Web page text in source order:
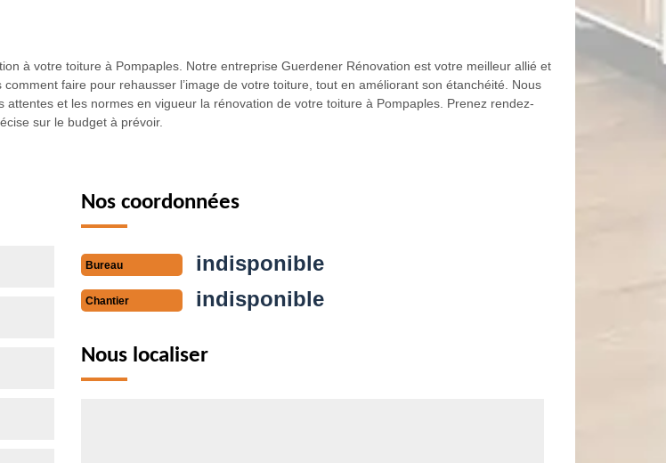
à votre toiture à Pompaples. Notre entreprise Guerdener Rénovation est votre meilleur allié et
faire pour rehausser l’image de votre toiture, tout en améliorant son étanchéité. Nous
et les normes en vigueur la rénovation de votre toiture à Pompaples. Prenez rendez-
sur le budget à prévoir.
Nos coordonnées
Bureau indisponible
Chantier indisponible
Nous localiser